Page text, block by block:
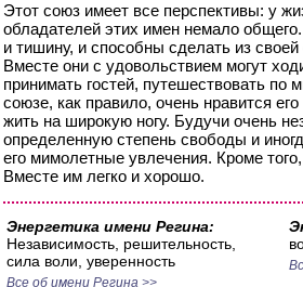
Этот союз имеет все перспективы: у
обладателей этих имен немало
и тишину, и способны сделать из
Вместе они с удовольствием могут
принимать гостей, путешествовать
союзе, как правило, очень нравится
жить на широкую ногу. Будучи очень
определенную степень свободы и
его мимолетные увлечения. Кроме
Вместе им легко и хорошо.
Энергетика имени Регина:
Независимость, решительность,
сила воли, уверенность
Все об имени Регина >>